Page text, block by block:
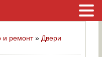
и ремонт» Двери